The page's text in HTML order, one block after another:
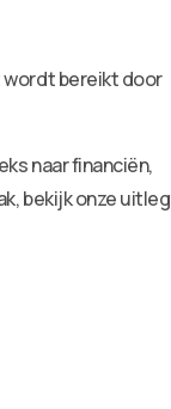
bereikt door
naar financiën,
bekijk onze uitleg